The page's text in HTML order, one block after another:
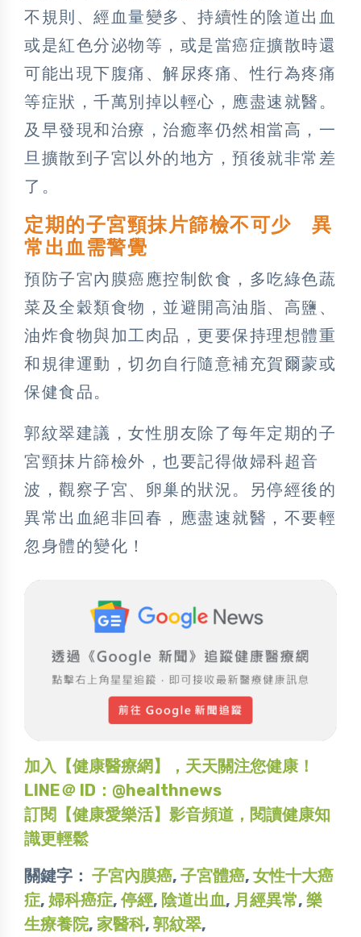
不規則、經血量變多、持續性的陰道出血
或是紅色分泌物等，或是當癌症擴散時還
可能出現下腹痛、解尿疼痛、性行為疼痛
等症狀，千萬別掉以輕心，應盡速就醫。
及早發現和治療，治癒率仍然相當高，一
旦擴散到子宮以外的地方，預後就非常差
了。
定期的子宮頸抹片篩檢不可少 異
常出血需警覺
預防子宮內膜癌應控制飲食，多吃綠色蔬
菜及全穀類食物，並避開高油脂、高鹽、
油炸食物與加工肉品，更要保持理想體重
和規律運動，切勿自行隨意補充賀爾蒙或
保健食品。
郭紋翠建議，女性朋友除了每年定期的子
宮頸抹片篩檢外，也要記得做婦科超音
波，觀察子宮、卵巢的狀況。另停經後的
異常出血絕非回春，應盡速就醫，不要輕
忽身體的變化！
加入【健康醫療網】，天天關注您健康！
LINE＠ ID：@healthnews
訂閱【健康愛樂活】影音頻道，閱讀健康知
識更輕鬆
關鍵字： 子宮內膜癌, 子宮體癌, 女性十大癌
症, 婦科癌症, 停經, 陰道出血, 月經異常, 樂
生療養院, 家醫科, 郭紋翠,